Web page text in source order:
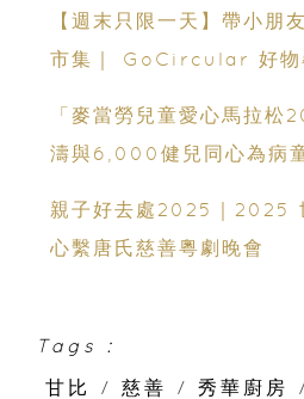
【週末只限一天】帶小朋
市集｜ GoCircular 好物
「麥當勞兒童愛心馬拉松
濤與6,000健兒同心為病
親子好去處2025｜2025
心繫唐氏慈善粵劇晚會
Tags :
甘比
/ 慈善 / 秀華廚房